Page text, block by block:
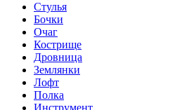
Стулья
Бочки
Очаг
Кострище
Дровница
Землянки
Лофт
Полка